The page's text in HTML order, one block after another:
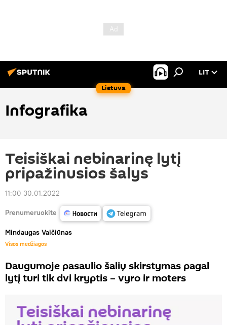
Lietuva
LIT
Infografika
Teisiškai nebinarinę lytį
pripažinusios šalys
11:00 30.01.2022
Prenumeruokite
Mindaugas Vaičiūnas
Visos medžiagos
Daugumoje pasaulio šalių skirstymas pagal
lytį turi tik dvi kryptis – vyro ir moters